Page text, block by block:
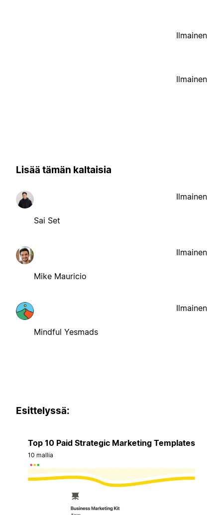
Ilmainen
Ilmainen
Lisää tämän kaltaisia
Sai Set
Ilmainen
Mike Mauricio
Ilmainen
Mindful Yesmads
Ilmainen
Esittelyssä:
Top 10 Paid Strategic Marketing Templates
10 mallia